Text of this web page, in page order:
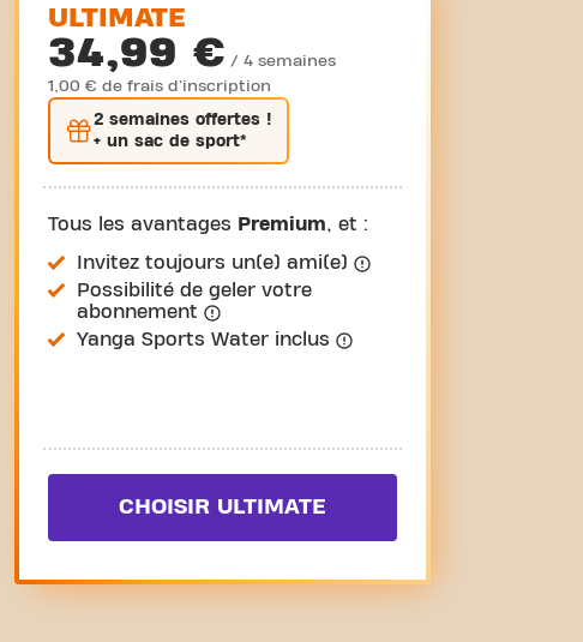
ULTIMATE
34,99 € / 4 semaines
1,00 € de frais d'inscription
2 semainesoffertes !
+ un sac de sport*
Tous les avantages Premium, et :
Invitez toujours un(e) ami(e)
Possibilité de geler votre
abonnement
Yanga Sports Water inclus
CHOISIR ULTIMATE